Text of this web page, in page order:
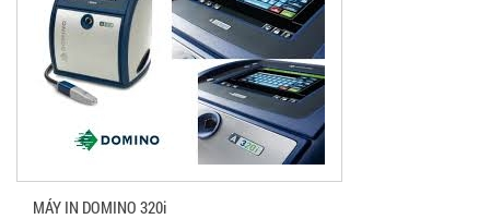
MÁY IN DOMINO 320i